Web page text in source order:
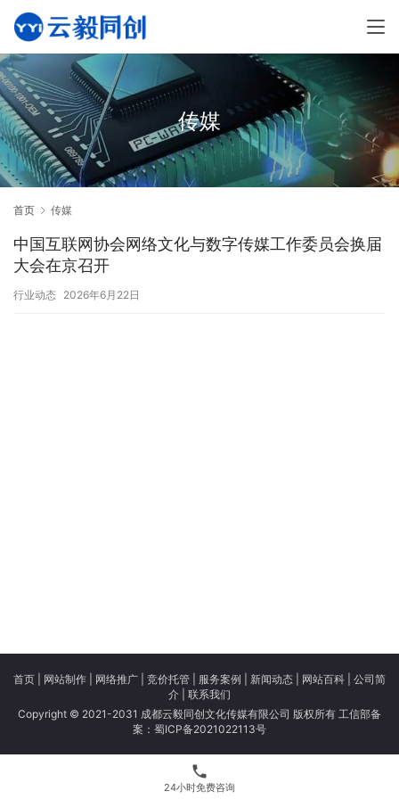
传媒
首页 传媒
中国互联网协会网络文化与数字传媒工作委员会换届
大会在京召开
行业动态 2026年6月22日
首页 网站制作 网络推广 竞价托管 服务案例 新闻动态 网站百科
公司简
介
联系我们
Copyright © 2021-2031 成都云毅同创文化传媒有限公司 版权所有 工信部备
案： 蜀ICP备2021022113号
phone
24小时免费咨询